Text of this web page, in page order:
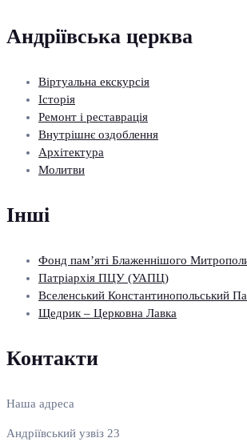
Андріївська церква
Віртуальна екскурсія
Історія
Ремонт і реставрація
Внутрішнє оздоблення
Архітектура
Молитви
Інші
Фонд пам’яті Блаженнішого
Патріархія ПЦУ (УАПЦ)
Вселенський Константинопольський
Щедрик – Церковна Лавка
Контакти
Наша адреса
Андріївський узвіз 23